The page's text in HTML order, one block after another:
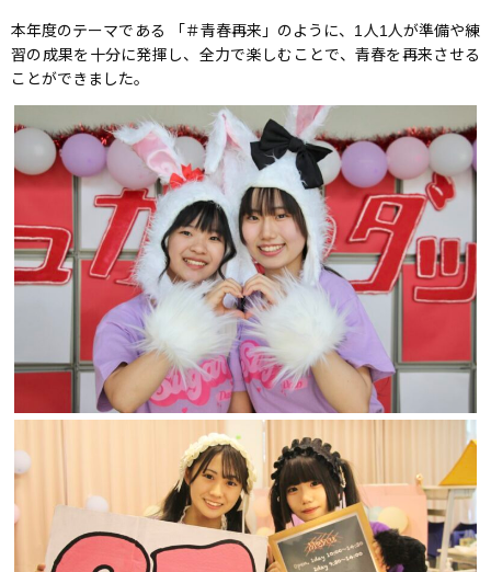
本年度のテーマである 「＃青春再来」のように、1人1人が準備や練
習の成果を十分に発揮し、全力で楽しむことで、青春を再来させる
ことができました。